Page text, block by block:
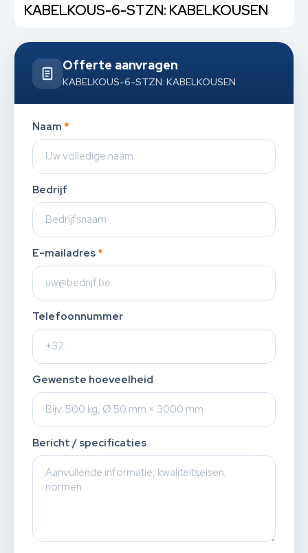
KABELKOUS-6-STZN: KABELKOUSEN
Offerte aanvragen
KABELKOUS-6-STZN: KABELKOUSEN
Naam *
Bedrijf
E-mailadres *
Telefoonnummer
Gewenste hoeveelheid
Bericht / specificaties